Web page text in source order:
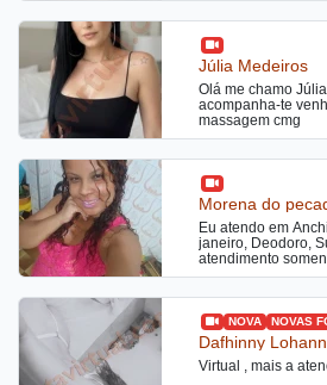
Júlia Medeiros
Olá me chamo
acompanha-te
massagem cmg
Morena do
Eu atendo em
janeiro, Deodoro,
atendimento somente em
mulher carinhosa,
para você relaxar e
💕🥰
NOVA NOVAS
Dafhinny
Virtual , mais a